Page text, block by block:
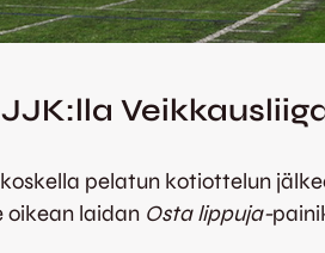
pelatun kotiottelun
oikean laidan Osta lippuja-